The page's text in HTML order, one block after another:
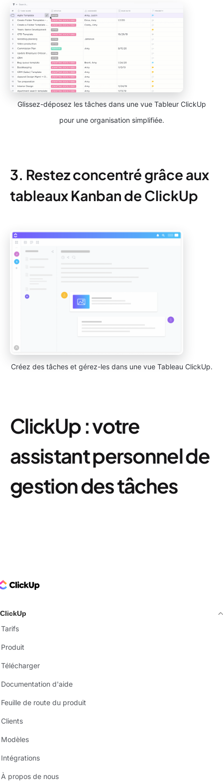
Glissez-déposez les tâches dans une vue Tableur ClickUp
pour une organisation simplifiée.
3. Restez concentré grâce aux
tableaux Kanban de ClickUp
Créez des tâches et gérez-les dans une vue Tableau ClickUp.
ClickUp : votre
assistant personnel de
gestion des tâches
Logo
ClickUp
Tarifs
Produit
Télécharger
Documentation d'aide
Feuille de route du produit
Clients
Modèles
Intégrations
À propos de nous